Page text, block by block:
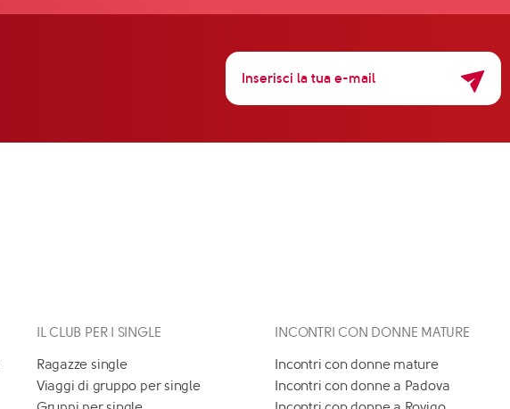
IL CLUB PER I SINGLE
Ragazze single
Viaggi di gruppo per single
INCONTRI CON DONNE MATURE
Incontri con donne mature
Incontri con donne a Padova